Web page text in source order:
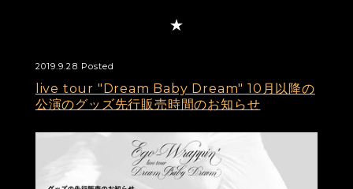
2019.9.28 Posted
live tour "Dream Baby Dream" 10月以降の
公演のグッズ先行販売時間のお知らせ